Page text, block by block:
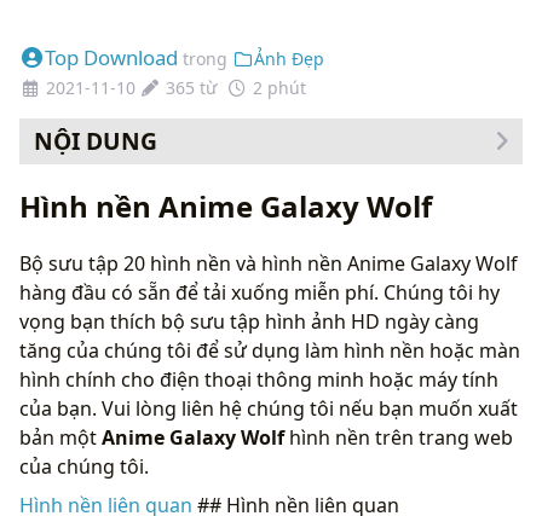
Top Download trong
Ảnh Đẹp
2021-11-10
365 từ 2 phút
NỘI DUNG
Hình nền Anime Galaxy Wolf
Bộ sưu tập 20 hình nền và hình nền Anime Galaxy Wolf
hàng đầu có sẵn để tải xuống miễn phí. Chúng tôi hy
vọng bạn thích bộ sưu tập hình ảnh HD ngày càng
tăng của chúng tôi để sử dụng làm hình nền hoặc màn
hình chính cho điện thoại thông minh hoặc máy tính
của bạn. Vui lòng liên hệ chúng tôi nếu bạn muốn xuất
bản mộtAnime Galaxy Wolfhình nền trên trang web
của chúng tôi.
Hình nền liên quan ## Hình nền liên quan